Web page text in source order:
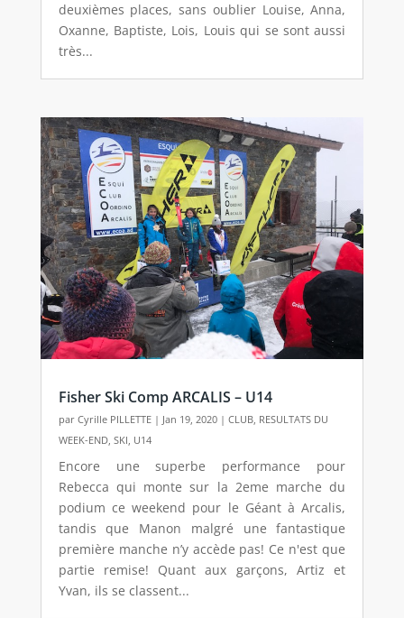
deuxièmes places, sans oublier Louise, Anna,
Oxanne, Baptiste, Lois, Louis qui se sont aussi
très...
Fisher Ski Comp ARCALIS – U14
par Cyrille PILLETTE| Jan 19, 2020| CLUB, RESULTATS DU
WEEK-END, SKI, U14
Encore une superbe performance pour
Rebecca qui monte sur la 2eme marche du
podium ce weekend pour le Géant à Arcalis,
tandis que Manon malgré une fantastique
première manche n’y accède pas! Ce n'est que
partie remise! Quant aux garçons, Artiz et
Yvan, ils se classent...